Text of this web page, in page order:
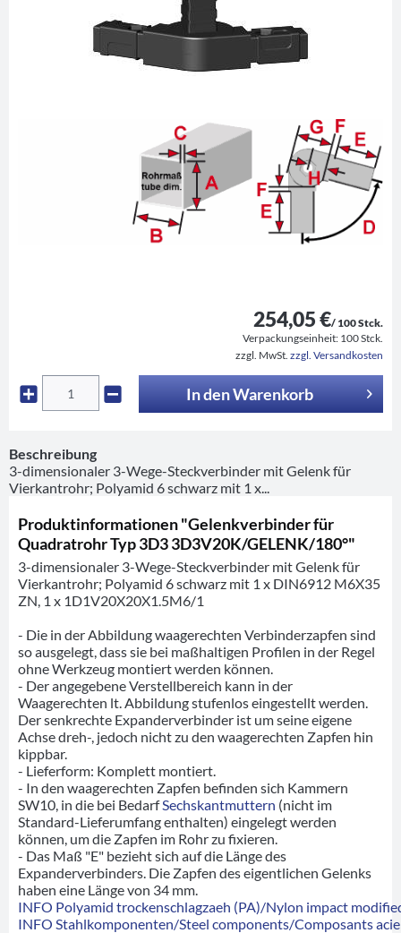
254,05 €/ 100 Stck.
Verpackungseinheit: 100 Stck.
zzgl. MwSt. zzgl. Versandkosten
In denWarenkorb
Beschreibung
3-dimensionaler 3-Wege-Steckverbinder mit Gelenk für
Vierkantrohr; Polyamid 6 schwarz mit 1 x...
Produktinformationen "Gelenkverbinder für
Quadratrohr Typ 3D3 3D3V20K/GELENK/180°"
3-dimensionaler 3-Wege-Steckverbinder mit Gelenk für
Vierkantrohr; Polyamid 6 schwarz mit 1 x DIN6912 M6X35
ZN, 1 x 1D1V20X20X1.5M6/1
- Die in der Abbildung waagerechten Verbinderzapfen sind
so ausgelegt, dass sie bei maßhaltigen Profilen in der Regel
ohne Werkzeug montiert werden können.
- Der angegebene Verstellbereich kann in der
Waagerechten lt. Abbildung stufenlos eingestellt werden.
Der senkrechte Expanderverbinder ist um seine eigene
Achse dreh-, jedoch nicht zu den waagerechten Zapfen hin
kippbar.
- Lieferform: Komplett montiert.
- In den waagerechten Zapfen befinden sich Kammern
SW10, in die bei BedarfSechskantmuttern (nicht im
Standard-Lieferumfang enthalten) eingelegt werden
können, um die Zapfen im Rohr zu fixieren.
- Das Maß "E" bezieht sich auf die Länge des
Expanderverbinders. Die Zapfen des eigentlichen Gelenks
haben eine Länge von 34 mm.
INFO Polyamid trockenschlagzaeh (PA)/Nylon impact
INFO Stahlkomponenten/Steel components/Composants